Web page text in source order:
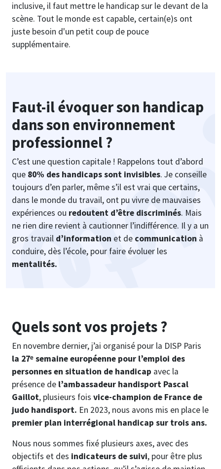
inclusive, il faut mettre le handicap sur le devant de la
scène. Tout le monde est capable, certain(e)s ont
juste besoin d'un petit coup de pouce
supplémentaire.
Faut-il évoquer son handicap
dans son environnement
professionnel ?
C’est une question capitale ! Rappelons tout d’abord
que 80% des handicaps sont invisibles. Je conseille
toujours d’en parler, même s’il est vrai que certains,
dans le monde du travail, ont pu vivre de mauvaises
expériences ou redoutent d’être discriminés. Mais
ne rien dire revient à cautionner l’indifférence. Il y a un
gros travail d’information et de communication à
conduire, dès l’école, pour faire évoluer les
mentalités.
Quels sont vos projets ?
En novembre dernier, j’ai organisé pour la DISP Paris
la 27ᵉ semaine européenne pour l’emploi des
personnes en situation de handicap avec la
présence de l’ambassadeur handisport Pascal
Gaillot, plusieurs fois vice-champion de France de
judo handisport. En 2023, nous avons mis en place le
premier plan interrégional handicap sur trois ans.
Nous nous sommes fixé plusieurs axes, avec des
objectifs et des indicateurs de suivi, pour être plus